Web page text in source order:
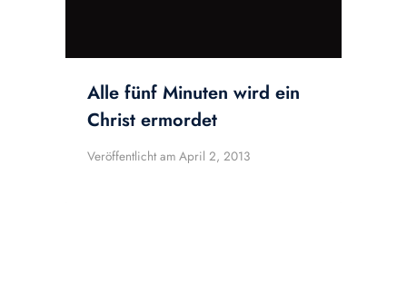
Alle fünf Minuten wird ein
Christ ermordet
Veröffentlicht am April 2, 2013